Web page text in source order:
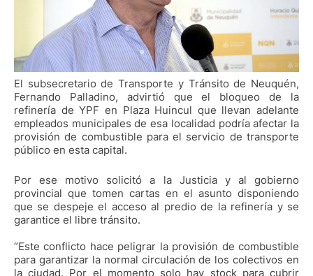
El subsecretario de Transporte y Tránsito de Neuquén,
Fernando Palladino, advirtió que el bloqueo de la
refinería de YPF en Plaza Huincul que llevan adelante
empleados municipales de esa localidad podría afectar la
provisión de combustible para el servicio de transporte
público en esta capital.
Por ese motivo solicitó a la Justicia y al gobierno
provincial que tomen cartas en el asunto disponiendo
que se despeje el acceso al predio de la refinería y se
garantice el libre tránsito.
“Este conflicto hace peligrar la provisión de combustible
para garantizar la normal circulación de los colectivos en
la ciudad. Por el momento solo hay stock para cubrir